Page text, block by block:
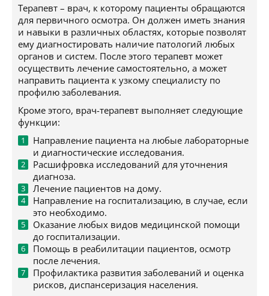
Терапевт – врач, к которому пациенты обращаются
для первичного осмотра. Он должен иметь знания
и навыки в различных областях, которые позволят
ему диагностировать наличие патологий любых
органов и систем. После этого терапевт может
осуществить лечение самостоятельно, а может
направить пациента к узкому специалисту по
профилю заболевания.
Кроме этого, врач-терапевт выполняет следующие
функции:
Направление пациента на любые лабораторные
и диагностические исследования.
Расшифровка исследований для уточнения
диагноза.
Лечение пациентов на дому.
Направление на госпитализацию, в случае, если
это необходимо.
Оказание любых видов медицинской помощи
до госпитализации.
Помощь в реабилитации пациентов, осмотр
после лечения.
Профилактика развития заболеваний и оценка
рисков, диспансеризация населения.